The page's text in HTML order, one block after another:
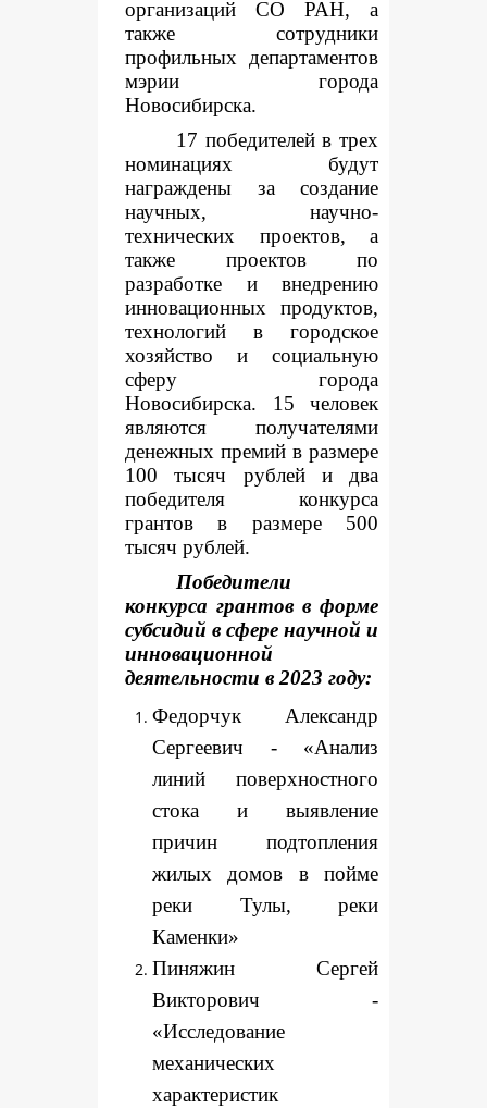
организаций СО РАН, а
также сотрудники
профильных департаментов
мэрии города
Новосибирска.
17 победителей в трех
номинациях будут
награждены за создание
научных, научно-
технических проектов, а
также проектов по
разработке и внедрению
инновационных продуктов,
технологий в городское
хозяйство и социальную
сферу города
Новосибирска. 15 человек
являются получателями
денежных премий в размере
100 тысяч рублей и два
победителя конкурса
грантов в размере 500
тысяч рублей.
Победители
конкурса грантов в форме
субсидий в сфере научной и
инновационной
деятельности в 2023 году:
Федорчук Александр
Сергеевич - «Анализ
линий поверхностного
стока и выявление
причин подтопления
жилых домов в пойме
реки Тулы, реки
Каменки»
Пиняжин Сергей
Викторович -
«Исследование
механических
характеристик